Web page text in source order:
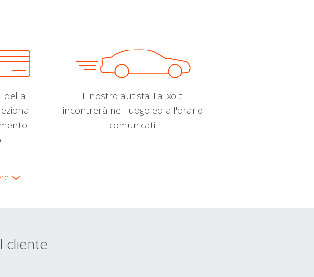
della
il
Il nostro autista Talixo ti
incontrerà nel luogo ed all'orario
comunicati.
cliente